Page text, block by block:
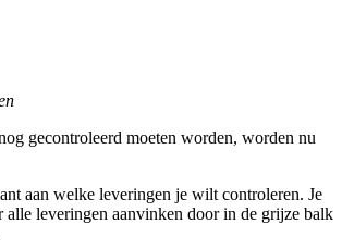
gecontroleerd moeten worden, worden nu
aan welke leveringen je wilt controleren. Je
alle leveringen aanvinken door in de grijze balk